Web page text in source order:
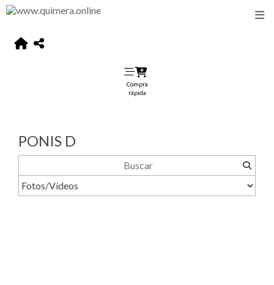
Compra
rápida
PONIS D